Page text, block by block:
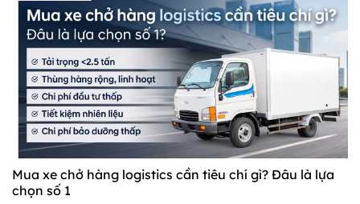
Mua xe chở hàng logistics cần tiêu chí gì? Đâu là lựa
chọn số 1